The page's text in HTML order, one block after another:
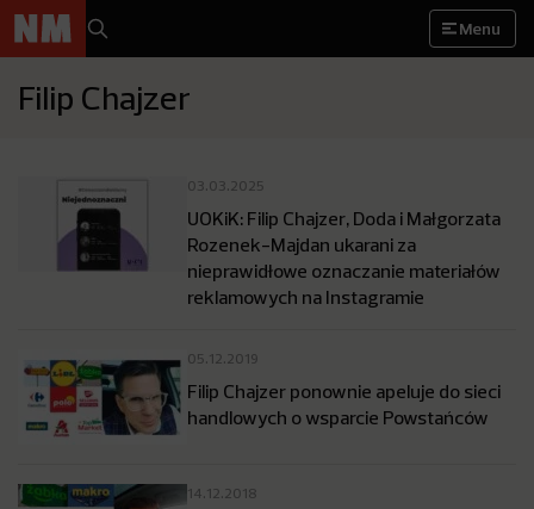
Menu
Filip Chajzer
03.03.2025
UOKiK: Filip Chajzer, Doda i Małgorzata
Rozenek-Majdan ukarani za
nieprawidłowe oznaczanie materiałów
reklamowych na Instagramie
05.12.2019
Filip Chajzer ponownie apeluje do sieci
handlowych o wsparcie Powstańców
14.12.2018